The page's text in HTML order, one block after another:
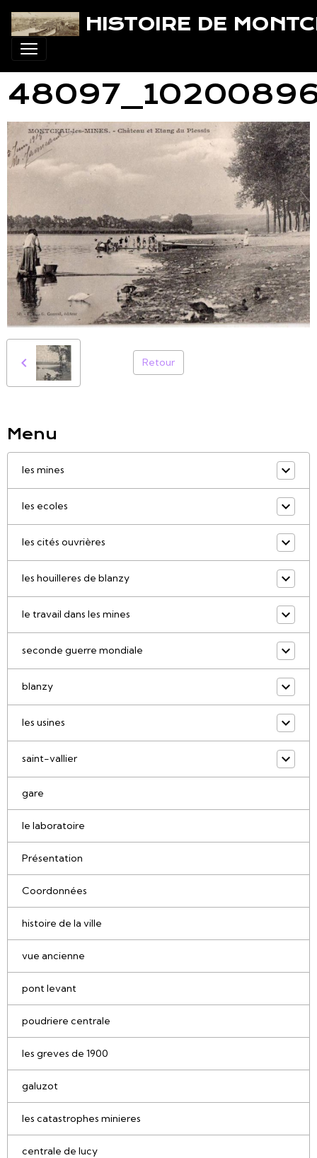
HISTOIRE DE
Retour
Menu
les mines
les ecoles
les cités ouvrières
les houilleres de blanzy
le travail dans les mines
seconde guerre mondiale
blanzy
les usines
saint-vallier
gare
le laboratoire
Présentation
Coordonnées
histoire de la ville
vue ancienne
pont levant
poudriere centrale
les greves de 1900
galuzot
les catastrophes minieres
centrale de lucy